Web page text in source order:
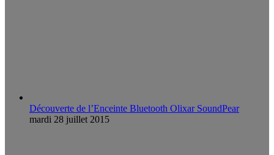
Découverte de l’Enceinte Bluetooth Olixar SoundPear
mardi 28 juillet 2015